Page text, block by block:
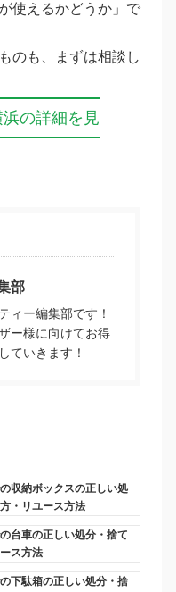
使えるかどうか」で
のも、まずは相談し
の詳細を見
部
ィー編集部です！
ー様に向けてお得
ていきます！
収納ボックスの正しい処
・リユース方法
台車の正しい処分・捨て
ス方法
下駄箱の正しい処分・捨